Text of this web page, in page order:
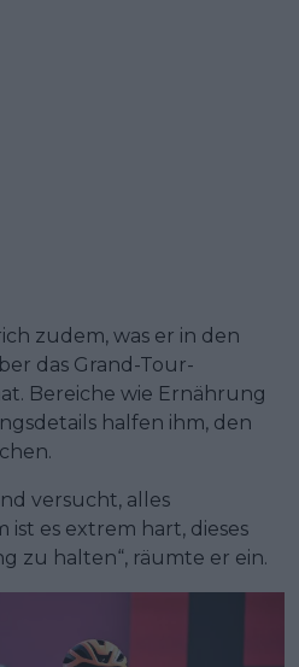
zudem, was er in den
das Grand-Tour-
Bereiche wie Ernährung
halfen ihm, den
versucht, alles
es extrem hart, dieses
zu halten“, räumte er ein.